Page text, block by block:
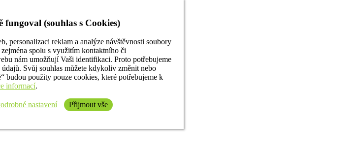
fungoval (souhlas s Cookies)
personalizaci reklam a analýze návštěvnosti soubory
spolu s využitím kontaktního či
nám umožňují Vaši identifikaci. Proto potřebujeme
Svůj souhlas můžete kdykoliv změnit nebo
budou použity pouze cookies, které potřebujeme k
informací.
nastavení Přijmout vše